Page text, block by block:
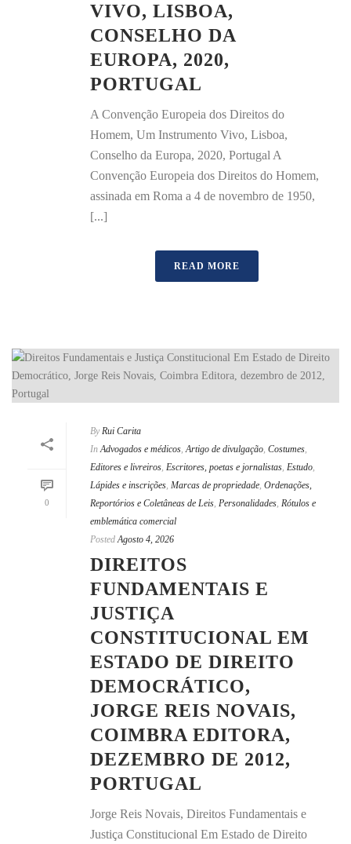
VIVO, LISBOA,
CONSELHO DA
EUROPA, 2020,
PORTUGAL
A Convenção Europeia dos Direitos do
Homem, Um Instrumento Vivo, Lisboa,
Conselho da Europa, 2020, Portugal A
Convenção Europeia dos Direitos do Homem,
assinada em Roma a 4 de novembro de 1950,
[...]
READ MORE
0
By Rui Carita
In Advogados e médicos,Artigo de divulgação, Costumes,
Editores e livreiros, Escritores, poetas e jornalistas, Estudo,
Lápides e inscrições, Marcas de propriedade, Ordenações,
Reportórios e Coletâneas de Leis, Personalidades, Rótulos e
emblemática comercial
Posted Agosto 4, 2026
DIREITOS
FUNDAMENTAIS E
JUSTIÇA
CONSTITUCIONAL EM
ESTADO DE DIREITO
DEMOCRÁTICO,
JORGE REIS NOVAIS,
COIMBRA EDITORA,
DEZEMBRO DE 2012,
PORTUGAL
Jorge Reis Novais, Direitos Fundamentais e
Justiça Constitucional Em Estado de Direito